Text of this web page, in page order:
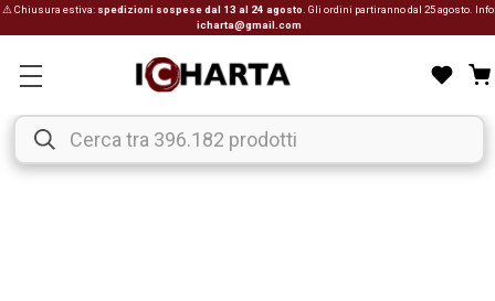
⚠ Chiusura estiva: spedizioni sospese dal 13 al 24 agosto . Gli ordini partiranno dal 25 agosto. Info:
icharta@gmail.com